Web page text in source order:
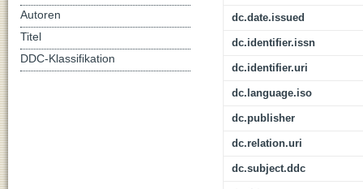
dc.date.issued
dc.identifier.issn
dc.identifier.uri
dc.language.iso
dc.publisher
dc.relation.uri
dc.subject.ddc
Autoren
Titel
DDC-Klassifikation